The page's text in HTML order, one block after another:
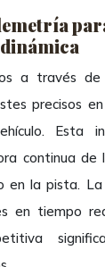
a través
precisos
Esta
continua de
en la pista.
en tiempo